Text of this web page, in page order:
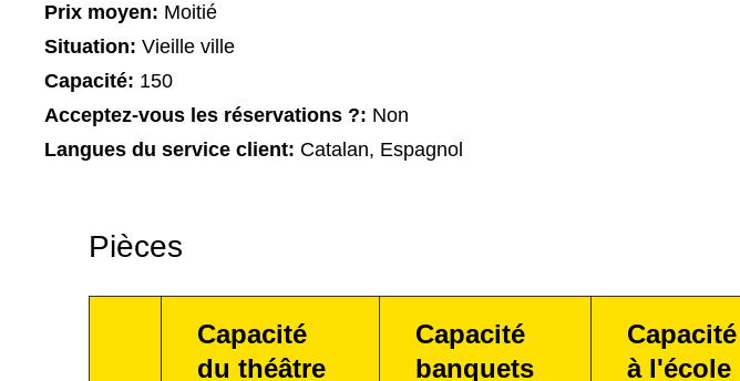
Prix moyen: Moitié
Situation: Vieille ville
Capacité: 150
Acceptez-vous les réservations ?: Non
Langues du service client: Catalan, Espagnol
Pièces
Capacité
du théâtre
Capacité
banquets
Capacité
à l'école